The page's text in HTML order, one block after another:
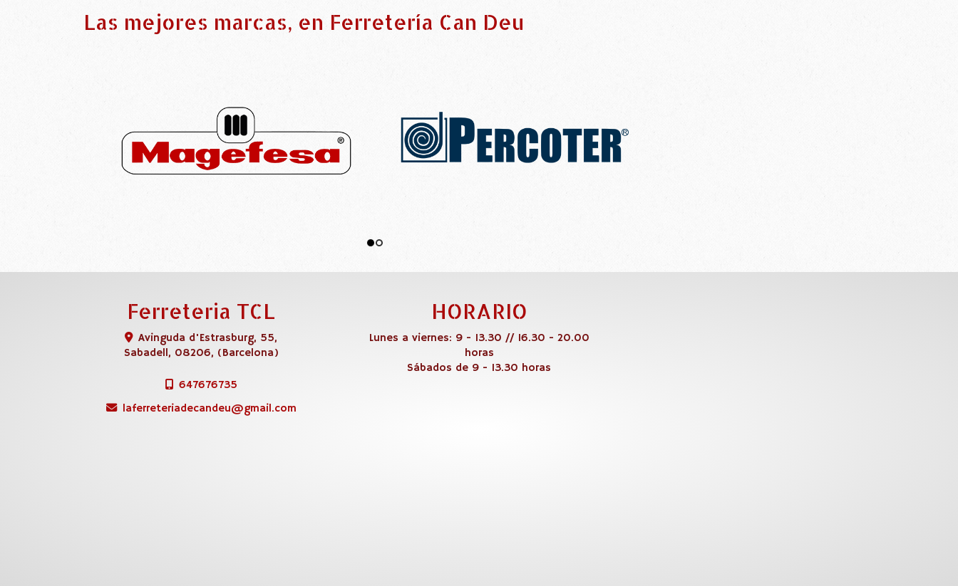
Las mejores marcas, en Ferretería Can Deu
Ferreteria TCL
Avinguda d'Estrasburg, 55,
Sabadell, 08206, (Barcelona)
647676735
laferreteriadecandeu
gmail.com
HORARIO
Lunes a viernes: 9 - 13.30 // 16.30 - 20.00
horas
Sábados de 9 - 13.30 horas